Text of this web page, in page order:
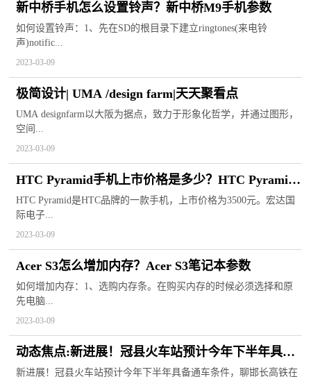
新中桥手机怎么设置铃声？新中桥M9手机参数
如何设置铃声：1、先在SD的根目录下建立ringtones(来电铃
声)notific...
2023-03-09
极简设计| UMA /design farm|天天聚看点
UMA designfarm以大阪为据点，致力于形象化哲学，并通过图形，
空间...
2023-03-09
HTC Pyramid手机上市价格是多少？HTC Pyramid
手机参数
HTC Pyramid是HTC品牌的一款手机，上市价格为3500元。宏达国
际电子...
2023-03-09
Acer S3怎么增加内存？Acer S3笔记本参数
如何增加内存：1、选购内存条。在购买内存的时候必须选择和原
先电脑...
2023-03-09
动态焦点:新进展！冠县火车站预计今年下半年具备
通车条件，聊邯长高铁在冠县设站
新进展！冠县火车站预计今年下半年具备通车条件，聊邯长高铁在